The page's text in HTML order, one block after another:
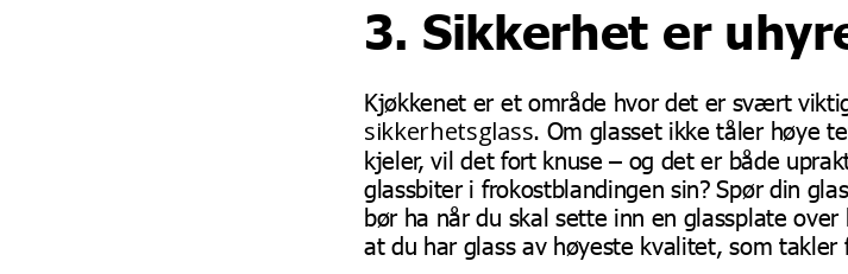
3. Sikkerhet er
Kjøkkenet er et område hvor det er svært
sikkerhetsglass. Om glasset ikke tåler høye
kjeler, vil det fort knuse – og det er både
glassbiter i frokostblandingen sin? Spør din
bør ha når du skal sette inn en glassplate
at du har glass av høyeste kvalitet, som takler